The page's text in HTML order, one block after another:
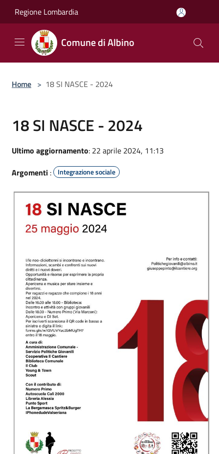
Regione Lombardia
Comune di Albino
Home > 18 SI NASCE - 2024
18 SI NASCE - 2024
Ultimo aggiornamento: 22 aprile 2024, 11:13
Argomenti : Integrazione sociale